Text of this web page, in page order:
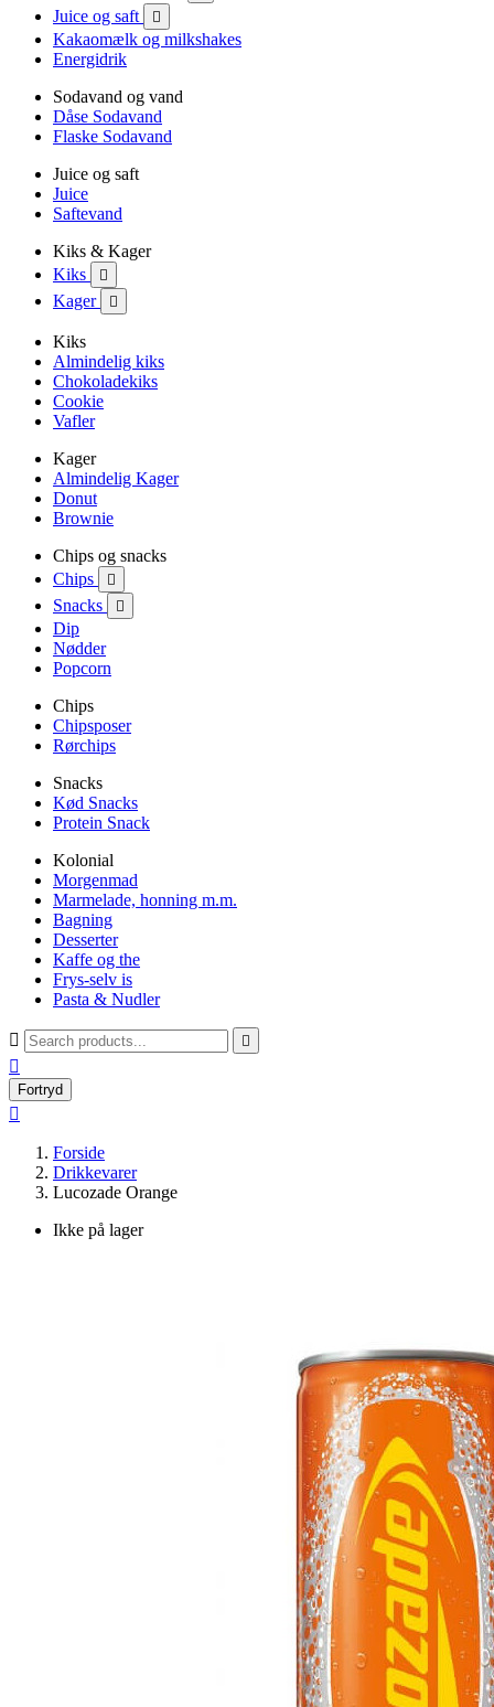
Juice og saft 
Kakaomælk og milkshakes
Energidrik
Sodavand og vand
Dåse Sodavand
Flaske Sodavand
Juice og saft
Juice
Saftevand
Kiks & Kager
Kiks

Kager 
Kiks
Almindelig kiks
Chokoladekiks
Cookie
Vafler
Kager
Almindelig Kager
Donut
Brownie
Chips og snacks
Chips

Snacks 
Dip
Nødder
Popcorn
Chips
Chipsposer
Rørchips
Snacks
Kød Snacks
Protein Snack
Kolonial
Morgenmad
Marmelade, honning m.m.
Bagning
Desserter
Kaffe og the
Frys-selv is
Pasta & Nudler
 

Fortryd

Forside
Drikkevarer
Lucozade Orange
Ikke på lager